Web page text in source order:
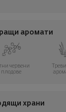
аромати
червени
плодове
храни